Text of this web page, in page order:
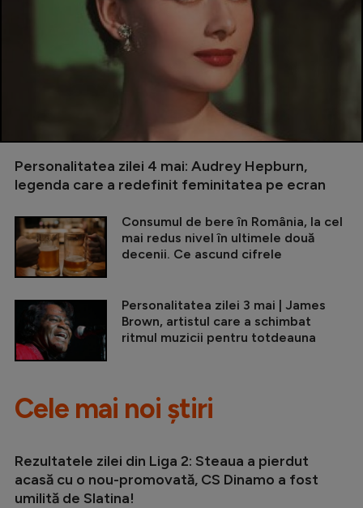
Personalitatea zilei 4 mai: Audrey Hepburn,
legenda care a redefinit feminitatea pe ecran
Consumul de bere în România, la cel
mai redus nivel în ultimele două
decenii. Ce ascund cifrele
Personalitatea zilei 3 mai | James
Brown, artistul care a schimbat
ritmul muzicii pentru totdeauna
Cele mai noi știri
Rezultatele zilei din Liga 2: Steaua a pierdut
acasă cu o nou-promovată, CS Dinamo a fost
umilită de Slatina!